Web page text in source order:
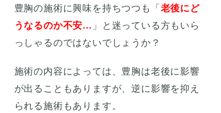
豊胸の施術に興味を持ちつつも「 老後にど
うなるのか不安… 」と迷っている方もいら
っしゃるのではないでしょうか？
施術の内容によっては、豊胸は老後に影響
が出ることもありますが、逆に影響を抑え
られる施術もあります。